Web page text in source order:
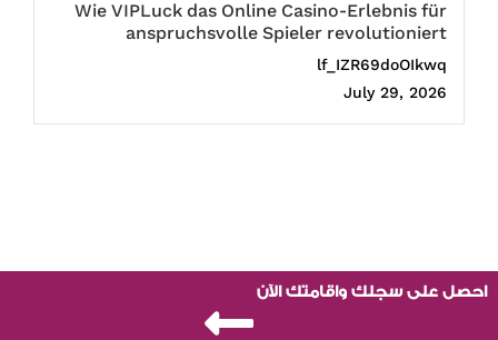
Wie VIPLuck das Online Casino-Erlebnis für
anspruchsvolle Spieler revolutioniert
lf_IZR69doOIkwq
July 29, 2026
احصل على سجلك واقامتك الآن